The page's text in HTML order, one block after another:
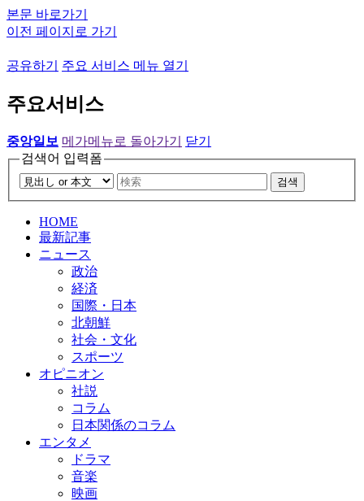
본문 바로가기
이전 페이지로 가기
공유하기 주요 서비스 메뉴 열기
주요서비스
중앙일보 메가메뉴로 돌아가기
닫기
검색어 입력폼
검색
HOME
最新記事
ニュース
政治
経済
国際・日本
北朝鮮
社会・文化
スポーツ
オピニオン
社説
コラム
日本関係のコラム
エンタメ
ドラマ
音楽
映画